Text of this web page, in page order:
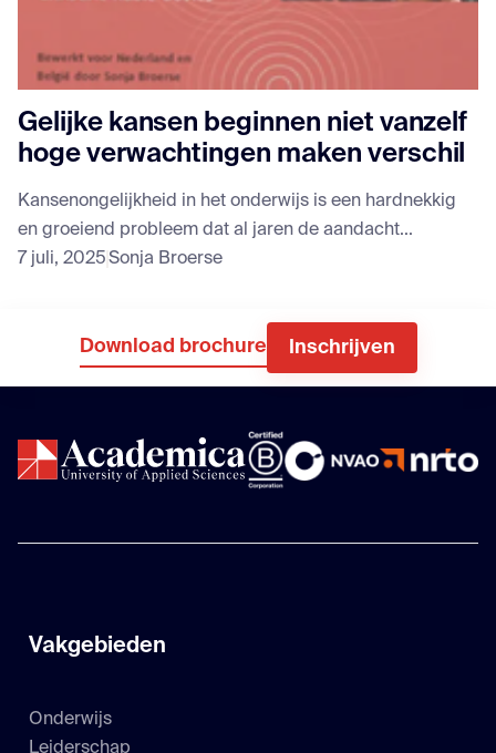
Gelijke kansen beginnen niet vanzelf
hoge verwachtingen maken verschil
Kansenongelijkheid in het onderwijs is een hardnekkig
en groeiend probleem dat al jaren de aandacht...
7 juli, 2025Sonja Broerse
Download brochure Inschrijven
Vakgebieden
Onderwijs
Leiderschap